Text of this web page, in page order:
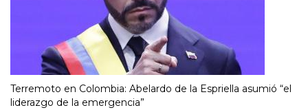
Terremoto en Colombia: Abelardo de la Espriella asumió “el
liderazgo de la emergencia”